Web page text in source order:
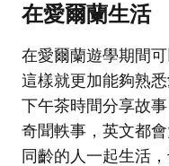
在愛爾蘭生活
在愛爾蘭遊學期間
這樣就更加能夠熟
下午茶時間分享故
奇聞軼事，英文都
同齡的人一起生活